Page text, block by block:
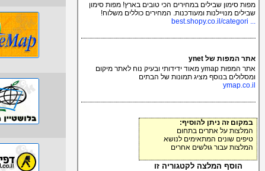
מפות סימון שבילים במחירים הכי טובים בארץ! מפות סימון
שבילים מנויילנות ומעודכנות. המחירים כוללים משלוח!
... best.shopy.co.il/categori
אתר המפות של ynet
אתר המפות ymap מאוד ידידותי ובעיק נוח לאתר מיקום
ומסלולים בנוסף מציג תמונות של הבתים
ymap.co.il
במקום זה ניתן להוסיף:
המלצות על אתרים בתחום
טיפים שונים המתאימים לנושא
המלצות עבור גולשים אחרים
הוסף המלצה לקטגוריה זו